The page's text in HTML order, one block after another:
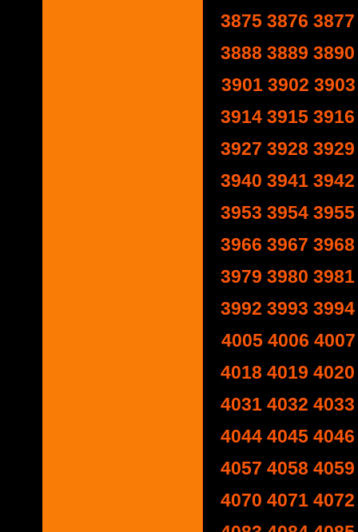
3875 3876 3877
3888 3889 3890
3901 3902 3903
3914 3915 3916
3927 3928 3929
3940 3941 3942
3953 3954 3955
3966 3967 3968
3979 3980 3981
3992 3993 3994
4005 4006 4007
4018 4019 4020
4031 4032 4033
4044 4045 4046
4057 4058 4059
4070 4071 4072